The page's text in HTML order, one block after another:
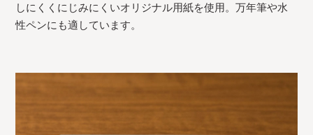
しにくくにじみにくいオリジナル用紙を使用。万年筆や水
性ペンにも適しています。